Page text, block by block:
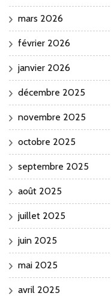
mars 2026
février 2026
janvier 2026
décembre 2025
novembre 2025
octobre 2025
septembre 2025
août 2025
juillet 2025
juin 2025
mai 2025
avril 2025